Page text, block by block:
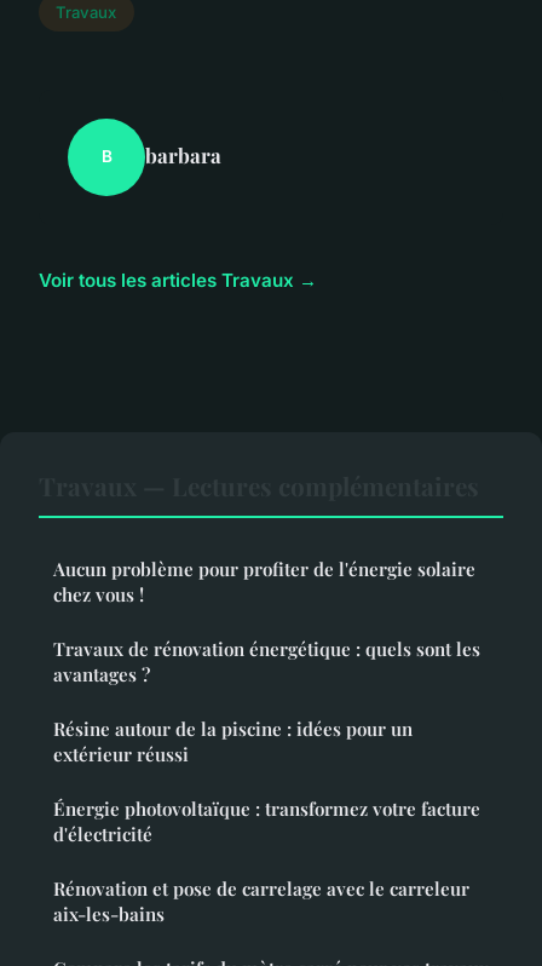
Travaux
B barbara
Voir tous les articles Travaux →
Aucun problème pour profiter de l'énergie solaire
chez vous !
Travaux de rénovation énergétique : quels sont les
avantages ?
Résine autour de la piscine : idées pour un
extérieur réussi
Énergie photovoltaïque : transformez votre facture
d'électricité
Rénovation et pose de carrelage avec le carreleur
aix-les-bains